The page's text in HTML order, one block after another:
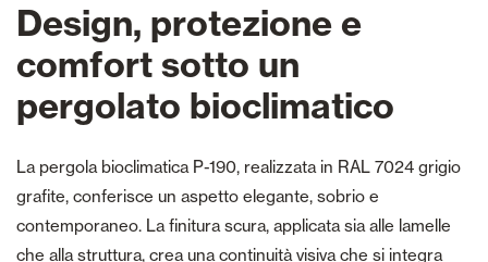
Design, protezione e
comfort sotto un
pergolato bioclimatico
La pergola bioclimatica P-190, realizzata in RAL 7024 grigio
grafite, conferisce un aspetto elegante, sobrio e
contemporaneo. La finitura scura, applicata sia alle lamelle
che alla struttura, crea una continuità visiva che si integra